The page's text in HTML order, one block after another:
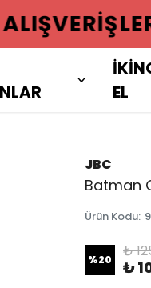
KARGO
EL
JBC
Batman
Ürün Kodu:
%20 ₺
₺